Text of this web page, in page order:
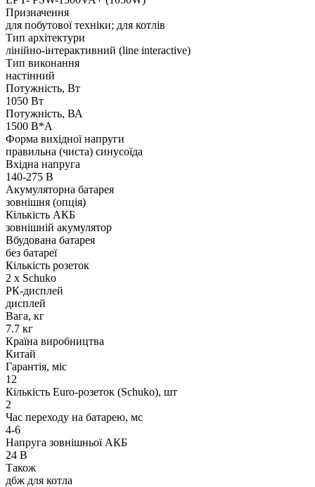
Призначення
для побутової техніки; для котлів
Тип архітектури
лінійно-інтерактивний (line interactive)
Тип виконання
настінний
Потужність, Вт
1050 Вт
Потужність, ВА
1500 В*А
Форма вихідної напруги
правильна (чиста) синусоїда
Вхідна напруга
140-275 В
Акумуляторна батарея
зовнішня (опція)
Кількість АКБ
зовнішній акумулятор
Вбудована батарея
без батареї
Кількість розеток
2 x Schuko
РК-дисплей
дисплей
Вага, кг
7.7 кг
Країна виробництва
Китай
Гарантія, міс
12
Кількість Euro-розеток (Schuko), шт
2
Час переходу на батарею, мс
4-6
Напруга зовнішньої АКБ
24 В
Також
дбж для котла